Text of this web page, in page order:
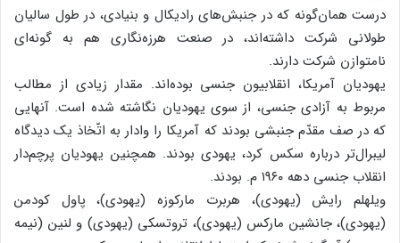
درست همان‌گونه که در جنبش‌های رادیکال و بنیادی، در طول سالیان
طولانی شرکت داشته‌اند، در صنعت هرزه‌نگاری هم به گونه‌ای
نامتوازن شرکت دارند.
یهودیان آمریکا، انقلابیون جنسی بوده‌اند. مقدار زیادی از مطالب
مربوط به آزادی جنسی، از سوی یهودیان نگاشته شده است. آنهایی
که در صف مقدّم جنبشی بودند که آمریکا را وادار به اتّخاذ یک دیدگاه
لیبرال‌تر درباره سکس کرد، یهودی بودند. همچنین یهودیان پرچم‌دار
انقلاب جنسی دهه ۱۹۶۰ م. بودند.
ویلهلم رایش (یهودی)، هربرت مارکوزه (یهودی)، پاول کودمن
(یهودی)، جانشین مارکس (یهودی)، تروتسکی (یهودی) و لنین (نیمه